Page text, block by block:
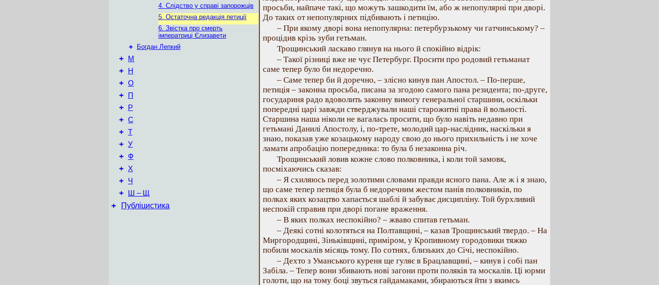
4. Слідство у справі запорожців
5. Остаточна редакція петиції
6. Звістка про смерть
імператриці Єлизавети
+
Богдан Лепкий
+ М
+ Н
+ О
+ П
+ Р
+ С
+ Т
+ У
+ Ф
+ Х
+ Ч
+ Ш – Щ
+ Публіцистика
просьби, найпаче такі, що можуть зашкодити їм, або ж непопулярні при дворі.
До таких от непопулярних підбивають і петицію.
– При якому дворі вона непопулярна: петербурзькому чи гатчинському? –
процідив крізь зуби гетьман.
Трощинський ласкаво глянув на нього й спокійно відрік:
– Такої різниці вже не чує Петербург. Просити про родовий гетьманат
саме тепер було би недоречно.
– Саме тепер би й доречно, – злісно кинув пан Апостол. – По-перше,
петиція – законна просьба, писана за згодою самого пана резидента; по-друге,
государиня радо вдоволить законну вимогу генеральної старшини, оскільки
попередні царі завжди стверджували наші старожитні права й вольності.
Старшина наша ніколи не вагалась просити, що було навіть недавно при
гетьмані Данилі Апостолу, і, по-трете, молодий цар-наслідник, наскільки я
знаю, показав уже козацькому народу свою до нього прихильність і не хоче
ламати апробацію попередника: то була б незаконна річ.
Трощинський ловив кожне слово полковника, і коли той замовк,
посміхаючись сказав:
– Я схиляюсь перед золотими словами правди ясного пана. Але ж і я знаю,
що саме тепер петиція була б недоречним жестом панів полковників, по
полках яких козацтво хапається шаблі й забуває дисципліну. Той бурхливий
неспокій справив при дворі погане враження.
– В яких полках неспокійно? – жваво спитав гетьман.
– Деякі сотні колотяться на Полтавщині, – казав Трощинський твердо. – На
Миргородщині, Зіньківщині, приміром, у Кропивному городовики тяжко
побили москалів місяць тому. По сотнях, близьких до Січі, неспокійно.
– Дехто з Уманського куреня ще гуляє в Брацлавщині, – кинув і собі пан
Забіла. – Тепер вони збивають нові загони проти поляків та москалів. Ці юрми
голоти, що на тому боці звуться гайдамаками, збираються йти з якимсь